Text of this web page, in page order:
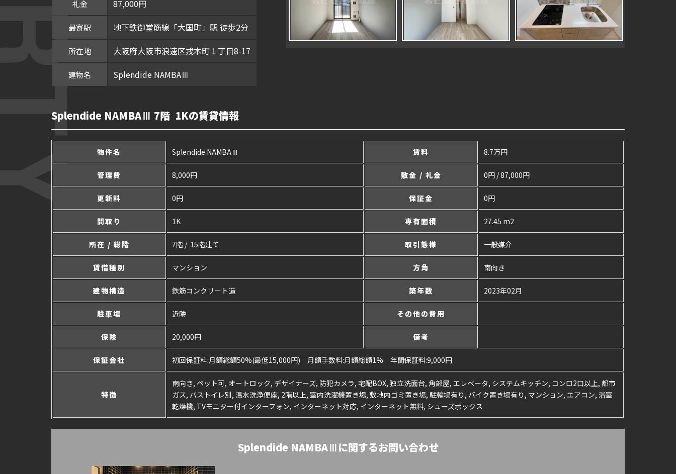
礼金 87,000円
最寄駅 地下鉄御堂筋線「大国町」駅 徒歩2分
所在地 大阪府大阪市浪速区戎本町１丁目8-17
建物名 Splendide NAMBAⅢ
Splendide NAMBAⅢ 7階 1Kの賃貸情報
物件名 Splendide NAMBAⅢ 賃料 8.7万円
管理費 8,000円 敷金 / 礼金 0円 / 87,000円
更新料 0円 保証金 0円
間取り 1K 専有面積 27.45 m2
所在 / 総階 7階 / 15階建て 取引態様 一般媒介
賃借種別 マンション 方角 南向き
建物構造 鉄筋コンクリート造 築年数 2023年02月
駐車場 近隣 その他の費用
保険 20,000円 備考
保証会社 初回保証料:月額総額50%(最低15,000円) 月額手数料:月額総額1% 年間保証料:9,000円
特徴
南向き, ペット可, オートロック, デザイナーズ, 防犯カメラ, 宅配BOX, 独立洗面台, 角部屋, エレベータ, システムキッチン, コンロ2口以上, 都市
ガス, バストイレ別, 温水洗浄便座, 2階以上, 室内洗濯機置き場, 敷地内ゴミ置き場, 駐輪場有り, バイク置き場有り, マンション, エアコン, 浴室
乾燥機, TVモニター付インターフォン, インターネット対応, インターネット無料, シューズボックス
Splendide NAMBAⅢに関するお問い合わせ